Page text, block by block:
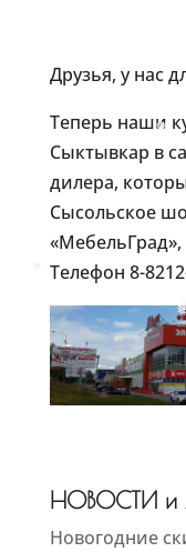
Друзья, у нас
Теперь наши
Сыктывкар в
дилера,
Сысольское
«МебельГрад»,
Телефон 8-
НОВОСТИ и
Новогодние